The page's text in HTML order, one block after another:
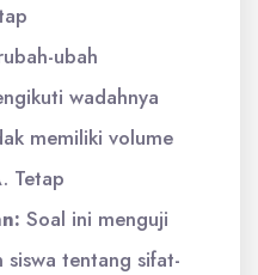
ubah
wadahnya
memiliki volume
Tetap
Soal ini menguji
siswa tentang sifat-